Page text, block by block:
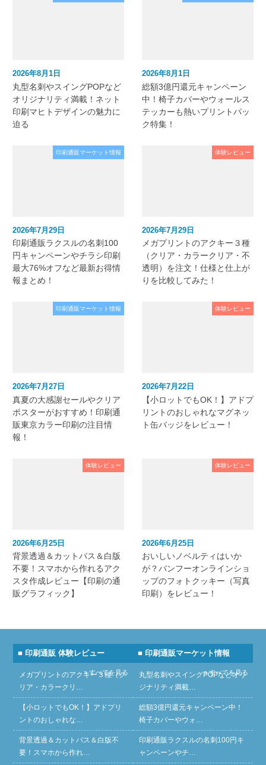
2026年8月1日
丸型名刺やスイングPOPなど
オリジナリティ満載！ネット
印刷マヒトデザインの魅力に
迫る
2026年8月1日
総額3億円還元キャンペーン
中！椅子カバーやウォールス
テッカーも熱いプリントパッ
ク特集！
印刷通販マーケット情報
2026年7月29日
印刷通販ラクスルの名刺100
円キャンペーンやチラシ印刷
最大76%オフなど最新お得情
報まとめ！
体験レビュー
2026年7月29日
メガプリントのアクキー３種
（クリア・カラークリア・不
透明）を注文！仕様と仕上が
りを比較してみた！
印刷通販マーケット情報
2026年7月27日
真夏の大感謝セールやクリア
ポスターがおすすめ！印刷通
販東京カラー印刷の注目情
報！
体験レビュー
2026年7月22日
【小ロットでもOK！】アドプ
リントのおしゃれなマグネッ
ト缶バッジをレビュー！
体験レビュー
2026年6月25日
背景透過＆カットパス＆白版
不要！スマホから作れるアク
スタ作成レビュー【印刷の通
販グラフィック】
体験レビュー
2026年6月25日
おいしいノベルティはいか
が？バンフーオンラインショ
ップのフォトクッキー（写真
印刷）をレビュー！
■ 印刷通販 体験レビュー
» すべてを見る
メガプリントのアクキー３種（ク
リア・カラークリ…
【小ロットでもOK！】アドプリ
ントのおしゃれな…
背景透過＆カットパス＆白版不
要！スマホから作れ…
■ 印刷通販マーケット情報
» すべてを見る
丸型名刺やスイングPOPなどオリ
ジナリティ満載…
総額3億円還元キャンペーン中！
椅子カバーやウォ…
印刷通販ラクスルの名刺100円キ
ャンペーンやチ…